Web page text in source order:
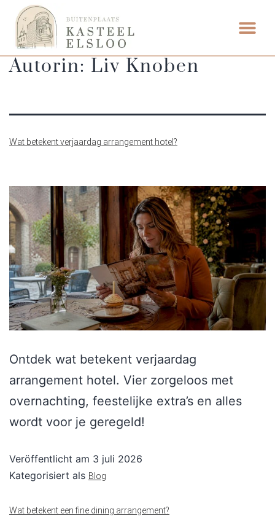
Autorin: Liv Knoben
Wat betekent verjaardag arrangement hotel?
Ontdek wat betekent verjaardag
arrangement hotel. Vier zorgeloos met
overnachting, feestelijke extra’s en alles
wordt voor je geregeld!
Veröffentlicht am 3 juli 2026
Kategorisiert als Blog
Wat betekent een fine dining arrangement?